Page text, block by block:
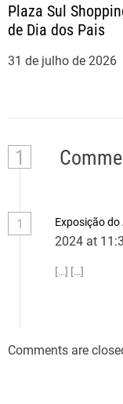
Plaza Sul
de Dia dos Pais
31 de julho de 2026
1
1 Exposição
2024 at
[…] […]
Comments are